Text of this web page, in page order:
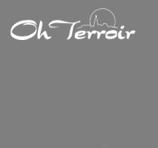
Personnalisation de vos choix en